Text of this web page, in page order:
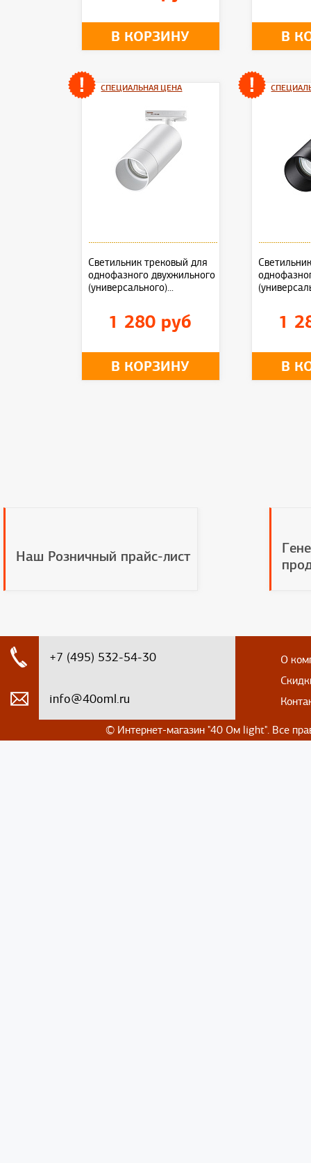
В КОРЗИНУ В
СПЕЦИАЛЬНАЯ ЦЕНА
Светильник трековый для
однофазного двухжильного
(универсального)...
1 280 руб
В КОРЗИНУ
1
В
Наш Розничный прайс-лист
+7 (495) 532-54-30
info@40oml.ru
О
© Интернет-магазин "40 Ом light". Все